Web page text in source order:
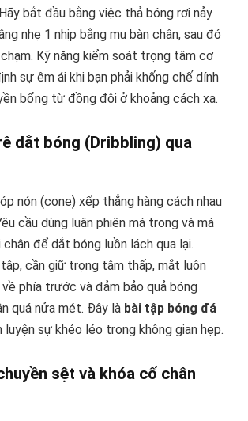
bắt đầu bằng việc thả bóng rơi nảy
nhẹ 1 nhịp bằng mu bàn chân, sau đó
Kỹ năng kiểm soát trọng tâm cơ
sự êm ái khi bạn phải khống chế dính
bổng từ đồng đội ở khoảng cách xa.
dắt bóng (Dribbling) qua
nón (cone) xếp thẳng hàng cách nhau
cầu dùng luân phiên má trong và má
chân để dắt bóng luồn lách qua lại.
cần giữ trọng tâm thấp, mắt luôn
phía trước và đảm bảo quả bóng
quá nửa mét. Đây là bài tập bóng đá
sự khéo léo trong không gian hẹp.
sệt và khóa cổ chân